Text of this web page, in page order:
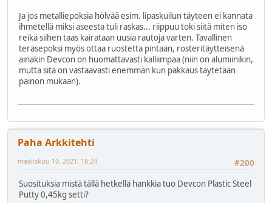
Ja jos metalliepoksia hölvää esim. lipaskuilun täyteen ei kannata
ihmetellä miksi aseesta tuli raskas... riippuu toki siitä miten iso
reikä siihen taas kairataan uusia rautoja varten. Tavallinen
teräsepoksi myös ottaa ruostetta pintaan, rosteritäytteisenä
ainakin Devcon on huomattavasti kalliimpaa (niin on alumiinikin,
mutta sitä on vastaavasti enemmän kun pakkaus täytetään
painon mukaan).
Paha Arkkitehti
#200
maaliskuu 10, 2021, 18:24
Suosituksia mistä tällä hetkellä hankkia tuo Devcon Plastic Steel
Putty 0,45kg setti?